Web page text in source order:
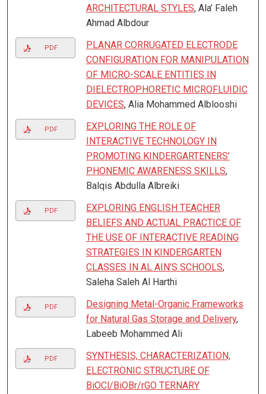
ARCHITECTURAL STYLES, Ala’ Faleh
Ahmad Albdour
PDF
PLANAR CORRUGATED ELECTRODE
CONFIGURATION FOR MANIPULATION
OF MICRO-SCALE ENTITIES IN
DIELECTROPHORETIC MICROFLUIDIC
DEVICES, Alia Mohammed Alblooshi
PDF
EXPLORING THE ROLE OF
INTERACTIVE TECHNOLOGY IN
PROMOTING KINDERGARTENERS’
PHONEMIC AWARENESS SKILLS,
Balqis Abdulla Albreiki
PDF
EXPLORING ENGLISH TEACHER
BELIEFS AND ACTUAL PRACTICE OF
THE USE OF INTERACTIVE READING
STRATEGIES IN KINDERGARTEN
CLASSES IN AL AIN’S SCHOOLS,
Saleha Saleh Al Harthi
PDF
Designing Metal-Organic Frameworks
for Natural Gas Storage and Delivery,
Labeeb Mohammed Ali
PDF
SYNTHESIS, CHARACTERIZATION,
ELECTRONIC STRUCTURE OF
BiOCl/BiOBr/rGO TERNARY